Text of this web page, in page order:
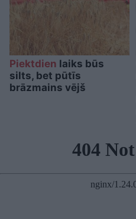
Piektdien laiks būs
silts, bet pūtīs
brāzmains vējš